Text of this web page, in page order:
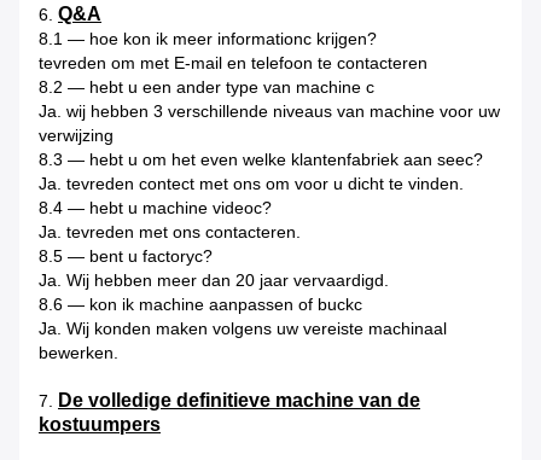
6. Q&A
8.1 — hoe kon ik meer informationc krijgen?
tevreden om met E-mail en telefoon te contacteren
8.2 — hebt u een ander type van machine c
Ja. wij hebben 3 verschillende niveaus van machine voor uw
verwijzing
8.3 — hebt u om het even welke klantenfabriek aan seec?
Ja. tevreden contect met ons om voor u dicht te vinden.
8.4 — hebt u machine videoc?
Ja. tevreden met ons contacteren.
8.5 — bent u factoryc?
Ja. Wij hebben meer dan 20 jaar vervaardigd.
8.6 — kon ik machine aanpassen of buckc
Ja. Wij konden maken volgens uw vereiste machinaal
bewerken.
7. De volledige definitieve machine van de
kostuumpers